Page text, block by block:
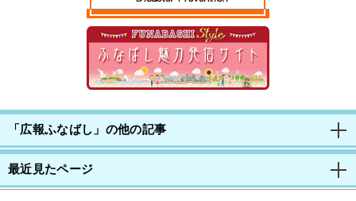
「広報ふなばし」の他の記事
最近見たページ